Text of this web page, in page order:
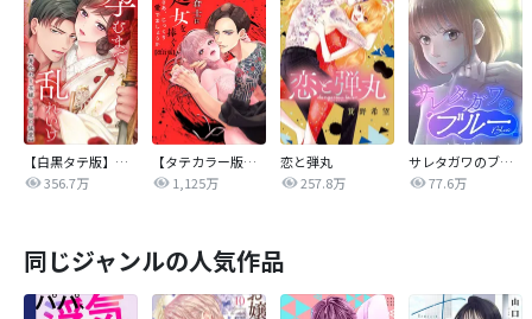
【白黒タテ版】孕むまで乱れいけ～身代わり花嫁と軍服の猛愛
356.7万
【タテカラー版】漣蒼士に処女を捧ぐ～さあ、じっくり愛でましょうか
1,125万
恋と弾丸
257.8万
サレタガワのブルー【タテヨミ】
77.6万
同じジャンルの人気作品